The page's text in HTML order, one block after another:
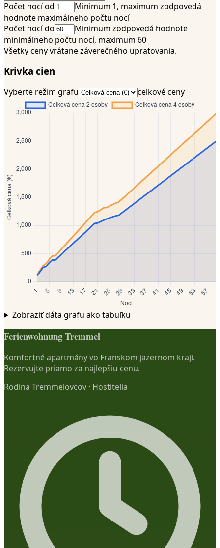
Počet nocí od
Minimum 1, maximum zodpovedá
hodnote maximálneho počtu nocí
Počet nocí do
Minimum zodpovedá hodnote
minimálneho počtu nocí, maximum 60
Všetky ceny vrátane záverečného upratovania.
Krivka cien
Vyberte režim grafu celkové ceny
Zobraziť dáta grafu ako tabuľku
Ferienwohnung Tremmel
Komfortné apartmány vo Franskom jazernom kraji.
Rezervujte priamo za najlepšiu cenu.
Rodina Tremmelovcov · Hostitelia